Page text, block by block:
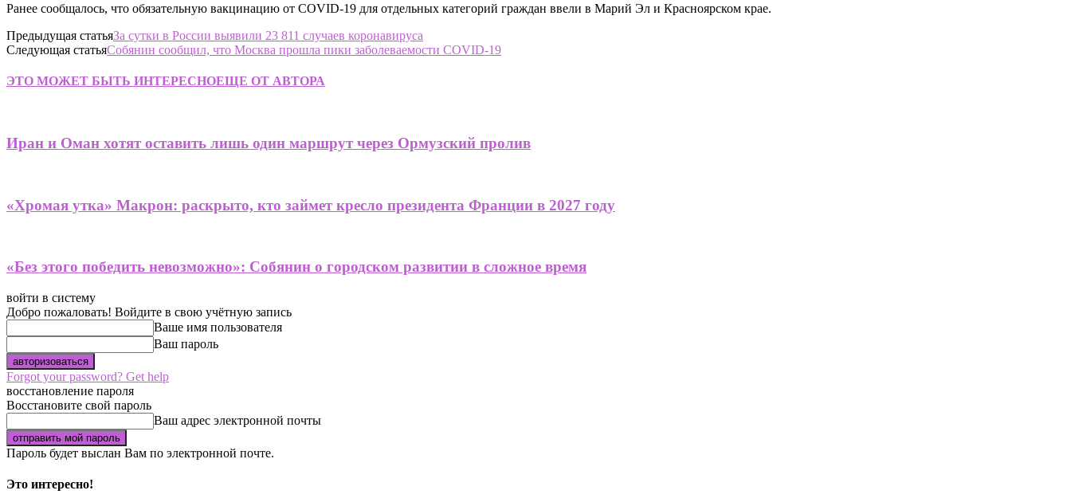
Ранее сообщалось, что обязательную вакцинацию от COVID-19 для отдельных категорий граждан ввели в Марий Эл и Красноярском крае.
Предыдущая статьяЗа сутки в России выявили 23 811 случаев коронавируса
Следующая статьяСобянин сообщил, что Москва прошла пики заболеваемости COVID-19
ЭТО МОЖЕТ БЫТЬ ИНТЕРЕСНОЕЩЕ ОТ АВТОРА
Иран и Оман хотят оставить лишь один маршрут через Ормузский пролив
«Хромая утка» Макрон: раскрыто, кто займет кресло президента Франции в 2027 году
«Без этого победить невозможно»: Собянин о городском развитии в сложное время
войти в систему
Добро пожаловать! Войдите в свою учётную запись
Ваше имя пользователя
Ваш пароль
Forgot your password? Get help
восстановление пароля
Восстановите свой пароль
Ваш адрес электронной почты
Пароль будет выслан Вам по электронной почте.
Это интересно!